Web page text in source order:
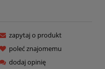
zapytaj o produkt
poleć znajomemu
dodaj opinię